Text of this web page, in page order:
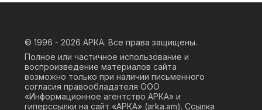
© 1996 - 2026 АРКА. Все права защищены.
Полное или частичное использование и
воспроизведение материалов сайта
возможно только при наличии письменного
согласия правообладателя ООО
«Информационное агентство АРКА» и
гиперссылки на сайт «АРКА» (arka.am). Ссылка